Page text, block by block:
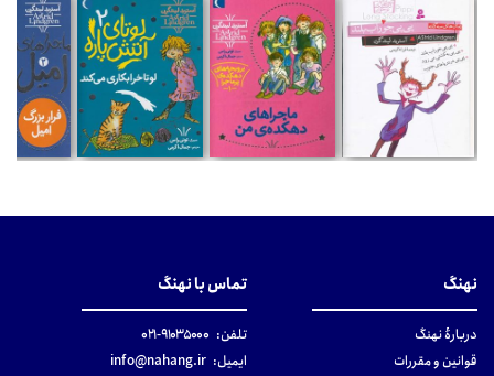
نهنگ
دربارهٔ نهنگ
قوانین و مقررات
تماس با نهنگ
تلفن: ۹۱۰۳۵۰۰۰-۰۲۱
ایمیل: info@nahang.ir